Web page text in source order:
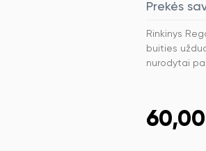
Prekės
Rinkinys
buities
nurodytai
60,00